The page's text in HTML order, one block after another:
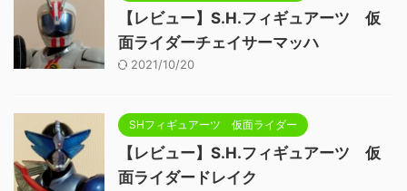
【レビュー】S.H.フィギュアーツ 仮
面ライダーチェイサーマッハ
2021/10/20
SHフィギュアーツ 仮面ライダー
【レビュー】S.H.フィギュアーツ 仮
面ライダードレイク